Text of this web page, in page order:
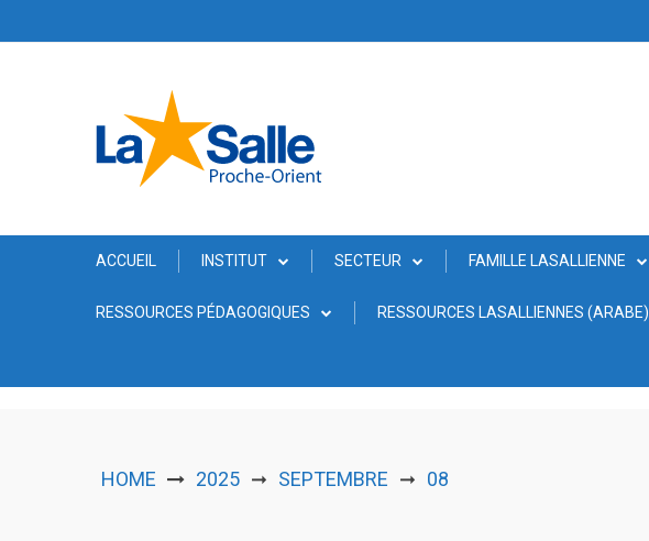
ACCUEIL INSTITUT SECTEUR FAMILLE LASALLIENNE
RESSOURCES PÉDAGOGIQUES RESSOURCES LASALLIENNES (ARABE)
HOME 2025 ➞ SEPTEMBRE ➞ 08